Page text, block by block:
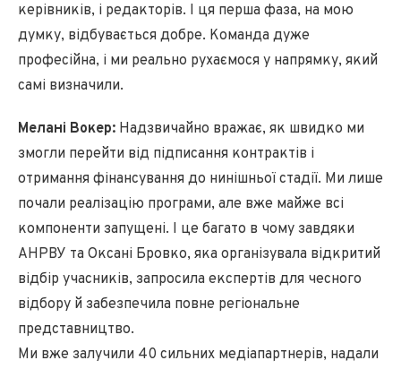
керівників, і редакторів. І ця перша фаза, на мою
думку, відбувається добре. Команда дуже
професійна, і ми реально рухаємося у напрямку, який
самі визначили.
Мелані Вокер: Надзвичайно вражає, як швидко ми
змогли перейти від підписання контрактів і
отримання фінансування до нинішньої стадії. Ми лише
почали реалізацію програми, але вже майже всі
компоненти запущені. І це багато в чому завдяки
AНРВУ та Оксані Бровко, яка організувала відкритий
відбір учасників, запросила експертів для чесного
відбору й забезпечила повне регіональне
представництво.
Ми вже залучили 40 сильних медіапартнерів, надали